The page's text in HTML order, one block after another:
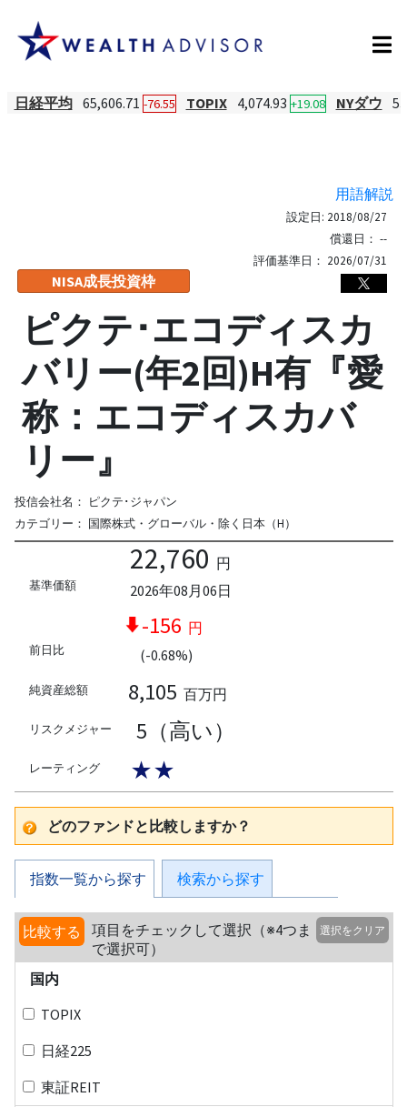
日経平均 65,606.71 -76.55 TOPIX 4,074.93 +19.08 NYダウ
用語解説
NISA成長投資枠
設定日: 2018/08/27
償還日： --
評価基準日： 2026/07/31
ピクテ･エコディスカ
バリー(年2回)H有『愛
称：エコディスカバ
リー』
投信会社名： ピクテ･ジャパン
カテゴリー： 国際株式・グローバル・除く日本（H）
基準価額
22,760 円
2026年08月06日
前日比
-156 円
(-0.68%)
純資産総額 8,105 百万円
リスクメジャー 5（高い）
レーティング ★★
どのファンドと比較しますか？
指数一覧から探す 検索から探す
比較する
項目をチェックして選択（※4つま
で選択可）
選択をクリア
国内
TOPIX
日経225
東証REIT